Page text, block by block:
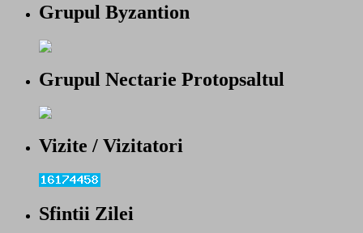
Grupul Byzantion
Grupul Nectarie Protopsaltul
Vizite / Vizitatori
Sfintii Zilei